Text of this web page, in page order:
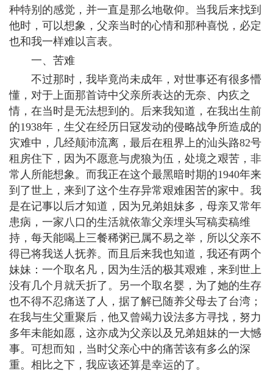
种特别的感觉，并一直是那么地敬仰。当我后来找到
他时，可以想象，父亲当时的心情和那种喜悦，必定
也和我一样难以言表。
一、苦难
不过那时，我毕竟尚未成年，对世事还有很多懵
懂，对于上面那首诗中父亲所表达的无奈、内疚之
情，在当时是无法想到的。后来我知道，在我出生前
的1938年，生父在经历日冦发动的侵略战争所造成的
灾难中，几经颠沛流离，最后在租界上的汕头路82号
租房住下，因为不愿意与虎狼为伍，处境之艰苦，非
常人所能想象。而我正在这个最黑暗时期的1940年来
到了世上，来到了这个生存异常艰难困苦的家中。我
是在记事以后才知道，因为兄弟姐妹多，母亲又常年
患病，一家八口的生活就依靠父亲埋头写稿卖稿维
持，每天能喝上三餐稀粥已属不易之举，所以父亲不
得已将我送人抚养。而且后来我也知道，我还有两个
妹妹：一个取名凡，因为生活的极其艰难，来到世上
没有几个月就夭折了。另一个取名婴，为了她的生存
也不得不忍痛送了人，据了解已随养父母去了台湾；
在我与生父重聚后，他又曾竭力设法多方寻找，努力
多年未能如愿，这亦成为父亲以及兄弟姐妹的一大憾
事。可想而知，当时父亲心中的痛苦该有多么的深
重。相比之下，我应该还算是幸运的了。